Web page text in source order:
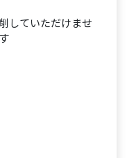
していただけませ